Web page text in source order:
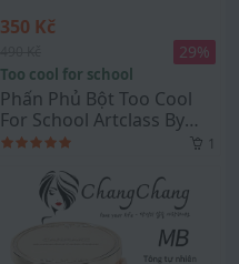
350 Kč
29%
Too cool for school
Phấn Phủ Bột Too Cool
For School Artclass By
Rodin Finish Setting
1